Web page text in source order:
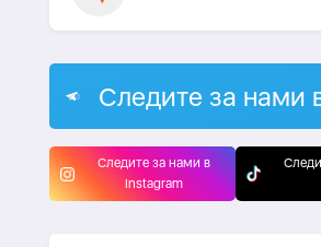
Следите за нами
Следите за нами в
Instagram